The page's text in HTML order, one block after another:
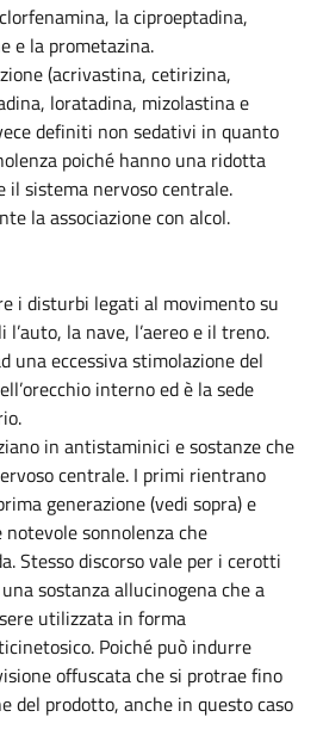
la ciproeptadina,
e la prometazina.
(acrivastina, cetirizina,
loratadina, mizolastina e
definiti non sedativi in quanto
poiché hanno una ridotta
il sistema nervoso centrale.
la associazione con alcol.
i disturbi legati al movimento su
la nave, l’aereo e il treno.
una eccessiva stimolazione del
interno ed è la sede
in antistaminici e sostanze che
centrale. I primi rientrano
generazione (vedi sopra) e
sonnolenza che
Stesso discorso vale per i cerotti
sostanza allucinogena che a
utilizzata in forma
Poiché può indurre
offuscata che si protrae fino
del prodotto, anche in questo caso